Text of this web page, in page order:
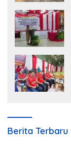
Berita Terbaru